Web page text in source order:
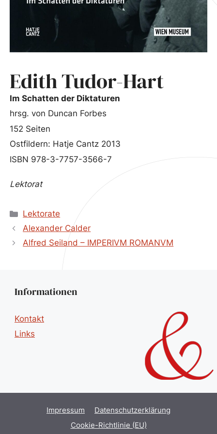
Edith Tudor-Hart
Im Schatten der Diktaturen
hrsg. von Duncan Forbes
152 Seiten
Ostfildern: Hatje Cantz 2013
ISBN 978-3-7757-3566-7
Lektorat
Kategorien
Lektorate
Alexander Calder
Alfred Seiland – IMPERIVM ROMANVM
Informationen
Kontakt
Links
Impressum
Datenschutzerklärung
Cookie-Richtlinie (EU)